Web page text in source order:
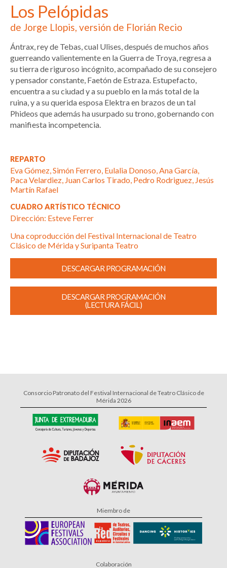
Los Pelópidas
de Jorge Llopis, versión de Florián Recio
Ántrax, rey de Tebas, cual Ulises, después de muchos años
guerreando valientemente en la Guerra de Troya, regresa a
su tierra de riguroso incógnito, acompañado de su consejero
y pensador constante, Faetón de Estraza. Estupefacto,
encuentra a su ciudad y a su pueblo en la más total de la
ruina, y a su querida esposa Elektra en brazos de un tal
Phideos que además ha usurpado su trono, gobernando con
manifiesta incompetencia.
REPARTO
Eva Gómez, Simón Ferrero, Eulalia Donoso, Ana García,
Paca Velardiez, Juan Carlos Tirado, Pedro Rodriguez, Jesús
Martín Rafael
CUADRO ARTÍSTICO TÉCNICO
Dirección: Esteve Ferrer
Una coproducción del Festival Internacional de Teatro
Clásico de Mérida y Suripanta Teatro
DESCARGAR PROGRAMACIÓN
DESCARGAR PROGRAMACIÓN
(LECTURA FÁCIL)
Consorcio Patronato del Festival Internacional de Teatro Clásico de
Mérida 2026
Miembro de
Colaboración